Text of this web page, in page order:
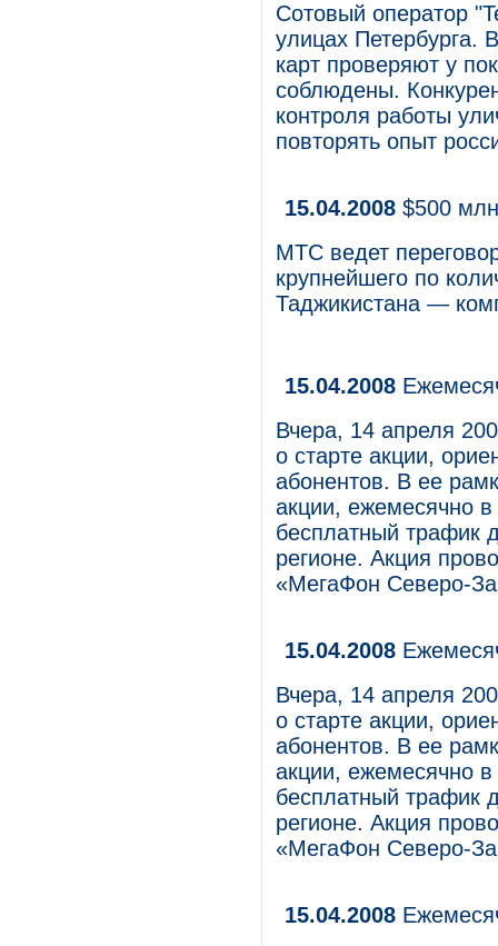
Сотовый оператор
улицах Петербурга.
карт проверяют у
соблюдены.
контроля работы
повторять опыт
15.04.2008 $500
МТС ведет
крупнейшего по
Таджикистана —
15.04.2008
Вчера, 14 апреля
о старте акции,
абонентов. В ее
акции, ежемесячно в
бесплатный трафик
регионе. Акция
«МегаФон Северо-
15.04.2008
Вчера, 14 апреля
о старте акции,
абонентов. В ее
акции, ежемесячно в
бесплатный трафик
регионе. Акция
«МегаФон Северо-
15.04.2008